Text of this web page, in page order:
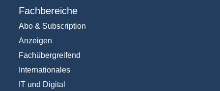
Fachbereiche
Abo & Subscription
Anzeigen
Fachübergreifend
Internationales
IT und Digital